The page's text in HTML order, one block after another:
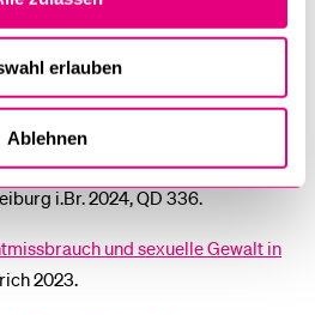
erlauben
Ablehnen
Rechtsstaat – eine
Rechtskultur des Westens und der
– Rechtswissenschaft oder
i.Br. 2024, QD 336.
und sexuelle Gewalt in
2023.